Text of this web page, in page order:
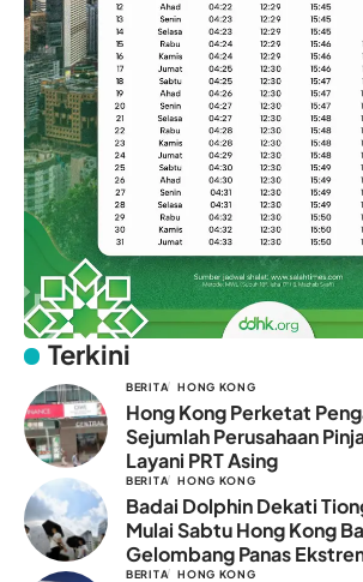
Terkini
BERITA HONG KONG
Hong Kong Perketat
Sejumlah Perusahaan
Layani PRT Asing
BERITA HONG KONG
Badai Dolphin Dekati
Mulai Sabtu Hong Kong
Gelombang Panas
BERITA HONG KONG